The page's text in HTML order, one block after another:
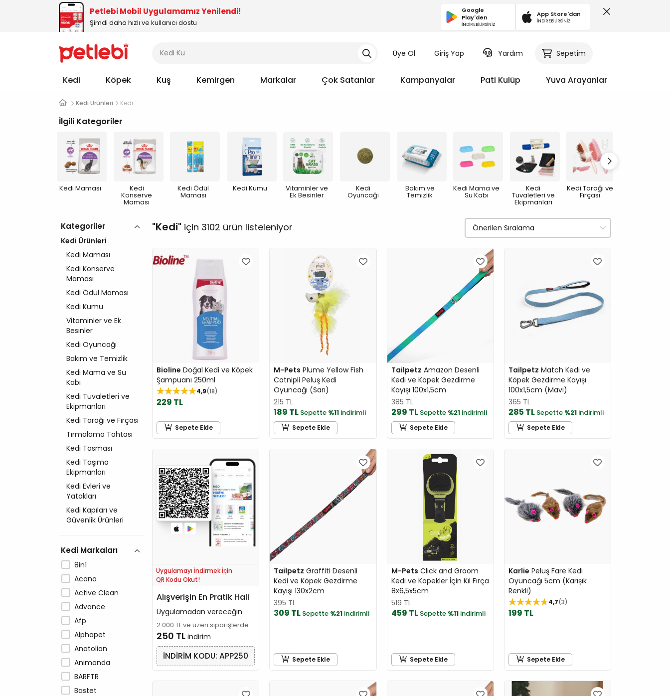
Petlebi Mobil Uygulamamız Yenilendi!
Şimdi daha hızlı ve kullanıcı dostu
Google
Play'den
İNDİREBİLİRSİNİZ
App Store'dan
İNDİREBİLİRSİNİZ
Üye Ol Giriş Yap Yardım Sepetim
Kedi Köpek Kuş Kemirgen Markalar Çok Satanlar Kampanyalar Pati Kulüp Yuva Arayanlar
Kedi Ürünleri Kedi
İlgili Kategoriler
Kedi Maması Kedi
Konserve
Maması
Kedi Ödül
Maması
Kedi Kumu Vitaminler ve
Ek Besinler
Kedi
Oyuncağı
Bakım ve
Temizlik
Kedi Mama ve
Su Kabı
Kedi
Tuvaletleri ve
Ekipmanları
Kedi Tarağı ve
Fırçası
Kategoriler
Kedi Ürünleri
Kedi Maması
Kedi Konserve
Maması
Kedi Ödül Maması
Kedi Kumu
Vitaminler ve Ek
Besinler
Kedi Oyuncağı
Bakım ve Temizlik
Kedi Mama ve Su
Kabı
Kedi Tuvaletleri ve
Ekipmanları
Kedi Tarağı ve Fırçası
Tırmalama Tahtası
Kedi Tasması
Kedi Taşıma
Ekipmanları
Kedi Evleri ve
Yatakları
Kedi Kapıları ve
Güvenlik Ürünleri
Kedi Markaları
8in1
Acana
Active Clean
Advance
Afp
Alphapet
Anatolian
Animonda
BARFTR
Bastet
Kedi için 3102 ürün listeleniyor
Bioline Doğal Kedi ve Köpek
Şampuanı 250ml
4,9 18
229 TL
Sepete Ekle
M-Pets Plume Yellow Fish
Catnipli Peluş Kedi
Oyuncağı (Sarı)
215 TL
189 TL Sepette %11 indirimli
Sepete Ekle
Tailpetz Amazon Desenli
Kedi ve Köpek Gezdirme
Kayışı 100x1,5cm
385 TL
299 TLSepette %21indirimli
Sepete Ekle
Tailpetz Match Kedi ve
Köpek Gezdirme Kayışı
100x1,5cm (Mavi)
365 TL
285 TLSepette %21indirimli
Sepete Ekle
Uygulamayı İndirmek İçin
QR Kodu Okut!
Alışverişin En Pratik Hali
Uygulamadan vereceğin
2.000 TL ve üzeri siparişlerde
250 TL indirim
İNDİRİM KODU: APP250
Tailpetz Graffiti Desenli
Kedi ve Köpek Gezdirme
Kayışı 130x2cm
395 TL
309 TL Sepette %21 indirimli
Sepete Ekle
M-Pets Click and Groom
Kedi ve Köpekler İçin Kıl Fırça
8x6,5x5cm
519 TL
459 TLSepette %11indirimli
Sepete Ekle
Karlie Peluş Fare Kedi
Oyuncağı 5cm (Karışık
Renkli)
4,7 3
199 TL
Sepete Ekle